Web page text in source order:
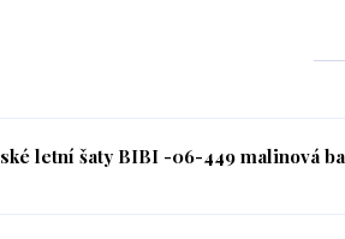
letní šaty BIBI -06-449 malinová